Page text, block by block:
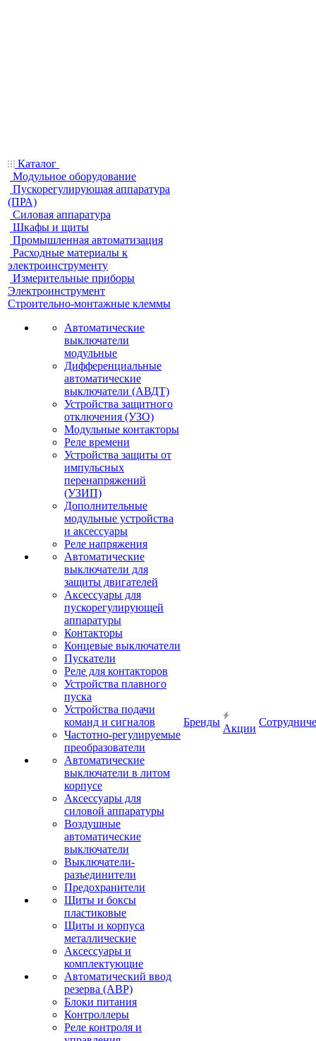
Каталог
Модульное оборудование
Пускорегулирующая аппаратура
(ПРА)
Силовая аппаратура
Шкафы и щиты
Промышленная автоматизация
Расходные материалы к
электроинструменту
Измерительные приборы
Электроинструмент
Строительно-монтажные клеммы
Автоматические
выключатели
модульные
Дифференциальные
автоматические
выключатели (АВДТ)
Устройства защитного
отключения (УЗО)
Модульные контакторы
Реле времени
Устройства защиты от
импульсных
перенапряжений
(УЗИП)
Дополнительные
модульные устройства
и аксессуары
Реле напряжения
Автоматические
выключатели для
защиты двигателей
Аксессуары для
пускорегулирующей
аппаратуры
Контакторы
Концевые выключатели
Пускатели
Реле для контакторов
Устройства плавного
пуска
Устройства подачи
команд и сигналов
Частотно-регулируемые
преобразователи
Автоматические
выключатели в литом
корпусе
Аксессуары для
силовой аппаратуры
Воздушные
автоматические
выключатели
Выключатели-
разъединители
Предохранители
Щиты и боксы
пластиковые
Щиты и корпуса
металлические
Аксессуары и
комплектующие
Автоматический ввод
резерва (АВР)
Блоки питания
Контроллеры
Реле контроля и
Бренды
Акции